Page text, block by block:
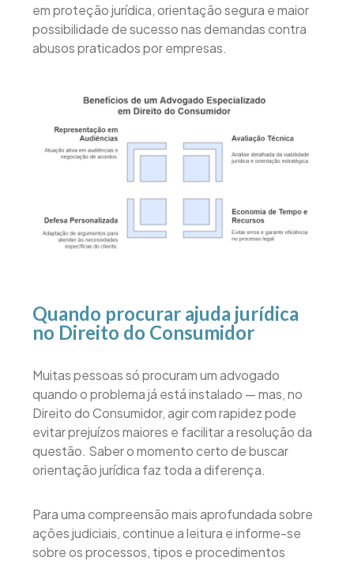
em proteção jurídica, orientação segura e maior
possibilidade de sucesso nas demandas contra
abusos praticados por empresas.
Quando procurar ajuda jurídica
no Direito do Consumidor
Muitas pessoas só procuram um advogado
quando o problema já está instalado — mas, no
Direito do Consumidor, agir com rapidez pode
evitar prejuízos maiores e facilitar a resolução da
questão. Saber o momento certo de buscar
orientação jurídica faz toda a diferença.
Para uma compreensão mais aprofundada sobre
ações judiciais, continue a leitura e informe-se
sobre os processos, tipos e procedimentos